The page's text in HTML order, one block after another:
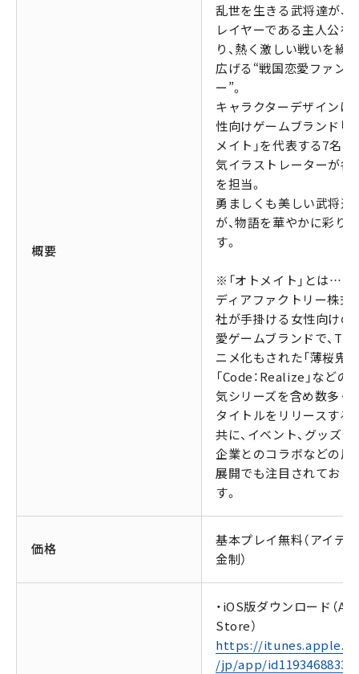
概要
乱世を生きる武将達が、
レイヤーである主人公を
り、熱く激しい戦いを繰
広げる“戦国恋愛ファン
ー”。
キャラクターデザインは
性向けゲームブランド「
メイト」を代表する7名の
気イラストレーターが各
を担当。
勇ましくも美しい武将達
が、物語を華やかに彩り
す。
※「オトメイト」とは…ア
ディアファクトリー株式
社が手掛ける女性向けの
愛ゲームブランドで、TV
ニメ化もされた「薄桜鬼」
「Code：Realize」などの
気シリーズを含め数多く
タイトルをリリースする
共に、イベント、グッズ、
企業とのコラボなどの周
展開でも注目されており
す。
価格
基本プレイ無料（アイテ
金制）
・iOS版ダウンロード（
Store）
https://
/jp/app/id1193468833